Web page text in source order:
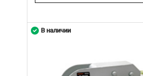
В наличии